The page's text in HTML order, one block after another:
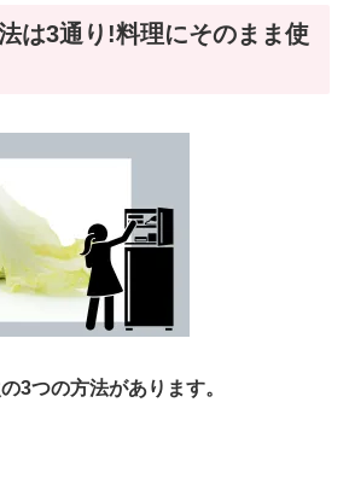
は3通り!料理にそのまま使
3つの方法があります。